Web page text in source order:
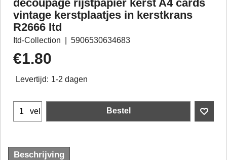
decoupage rijstpapier kerst A4 cards
vintage kerstplaatjes in kerstkrans
R2666 Itd
Itd-Collection 5906530634683
€1.80
Levertijd: 1-2 dagen
vel Bestel
Beschrijving